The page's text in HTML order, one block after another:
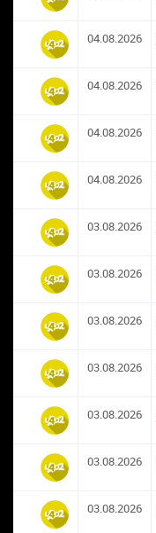
04.08.2026
04.08.2026
04.08.2026
04.08.2026
03.08.2026
03.08.2026
03.08.2026
03.08.2026
03.08.2026
03.08.2026
03.08.2026